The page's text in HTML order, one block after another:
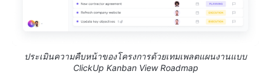
ประเมินความคืบหน้าของโครงการด้วยเทมเพลตแผนงานแบบ
ClickUp Kanban View Roadmap